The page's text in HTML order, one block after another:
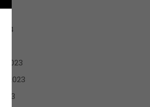
2023
2023